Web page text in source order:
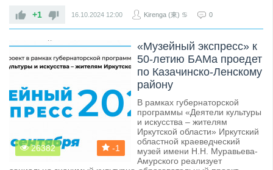
+1 16.10.2024 12:00 Kirenga (東) ♋ 0
26382 -1
«Музейный экспресс» к
50-летию БАМа проедет
по Казачинско-Ленскому
району
В рамках губернаторской
программы «Деятели культуры
и искусства – жителям
Иркутской области» Иркутский
областной краеведческий
музей имени Н.Н. Муравьева-
Амурского реализует